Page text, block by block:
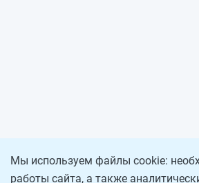
Мы используем файлы cookie:
работы сайта, а также